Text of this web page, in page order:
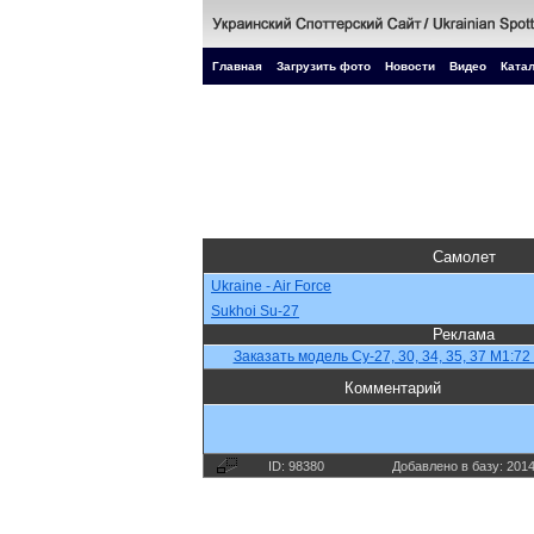
Главная Загрузить фото Новости Видео
Самолет
Ukraine - Air Force
Sukhoi Su-27
Реклама
Заказать модель Су-27, 30, 34, 35, 37
Комментарий
ID: 98380 Добавлено в базу: